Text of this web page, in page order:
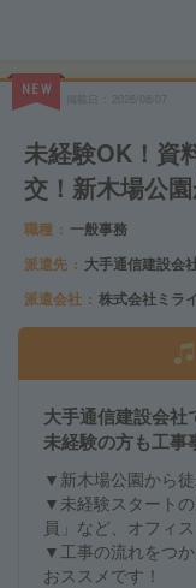
NEW
未経験OK！資
交！新木場公
職種
一般事務
派遣先
大手通信建設会
派遣会社
株式会社ミラ
大手通信建設会社
未経験の方も工事
▼新木場公園から
▼未経験スタート
員」など、オフィ
▼工事の流れをつ
おススメです！